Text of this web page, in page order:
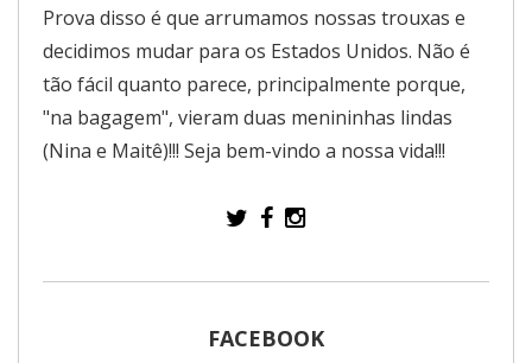
Prova disso é que arrumamos nossas trouxas e
decidimos mudar para os Estados Unidos. Não é
tão fácil quanto parece, principalmente porque,
"na bagagem", vieram duas menininhas lindas
(Nina e Maitê)!!! Seja bem-vindo a nossa vida!!!
FACEBOOK